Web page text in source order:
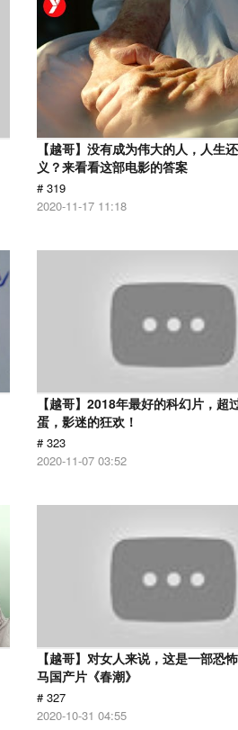
【越哥】没有成为伟大的人，人生
义？来看看这部电影的答案
# 319
2020-11-17 11:18
【越哥】2018年最好的科幻片，超
蛋，影迷的狂欢！
# 323
2020-11-07 03:52
【越哥】对女人来说，这是一部恐
马国产片《春潮》
# 327
2020-10-31 04:55